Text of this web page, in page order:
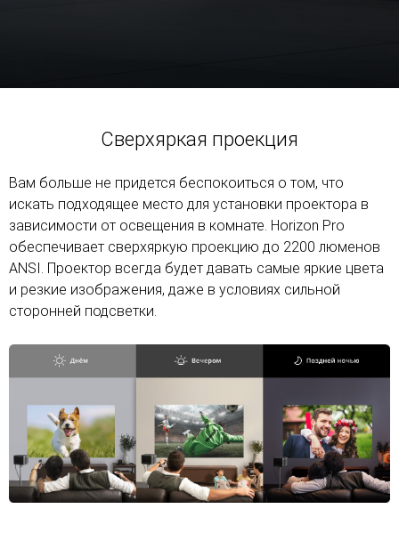
Сверхяркая проекция
Вам больше не придется беспокоиться о том, что
искать подходящее место для установки проектора в
зависимости от освещения в комнате. Horizon Pro
обеспечивает сверхяркую проекцию до 2200 люменов
ANSI. Проектор всегда будет давать самые яркие цвета
и резкие изображения, даже в условиях сильной
сторонней подсветки.